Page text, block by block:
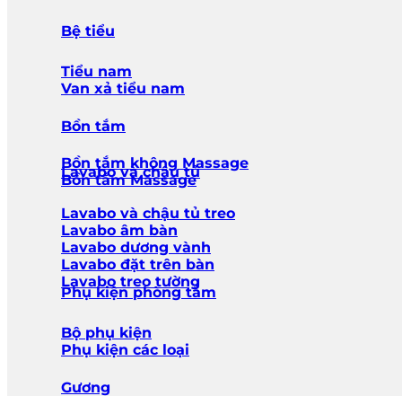
Bệ tiểu
Tiểu nam
Van xả tiểu nam
Bồn tắm
Bồn tắm không Massage
Bồn tắm Massage
Lavabo và chậu tủ
Lavabo và chậu tủ treo
Lavabo âm bàn
Lavabo dương vành
Lavabo đặt trên bàn
Lavabo treo tường
Phụ kiện phòng tắm
Bộ phụ kiện
Phụ kiện các loại
Gương